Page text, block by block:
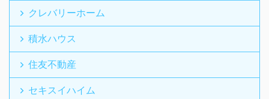
クレバリーホーム
積水ハウス
住友不動産
セキスイハイム